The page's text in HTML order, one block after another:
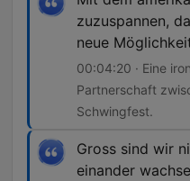
zuzuspannen,
neue
00:04:20 · Eine
Partnerschaft
Schwingfest.
Gross sind wir
einander